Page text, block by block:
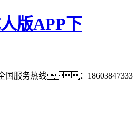
版APP下
国服务热线：18603847333